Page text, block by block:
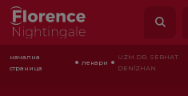
начална
страница
лекари
UZM.DR. SERHAT
DENİZHAN